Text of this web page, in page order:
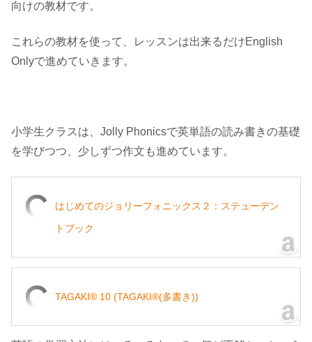
向けの教材です。
これらの教材を使って、レッスンは出来るだけEnglish
Onlyで進めていきます。
小学生クラスは、Jolly Phonicsで英単語の読み書きの基礎
を学びつつ、少しずつ作文も進めています。
はじめてのジョリーフォニックス２：ステューデン
トブック
TAGAKI® 10 (TAGAKI®(多書き))